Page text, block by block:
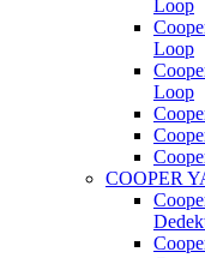
Loop
Loop
Loop
COOPER